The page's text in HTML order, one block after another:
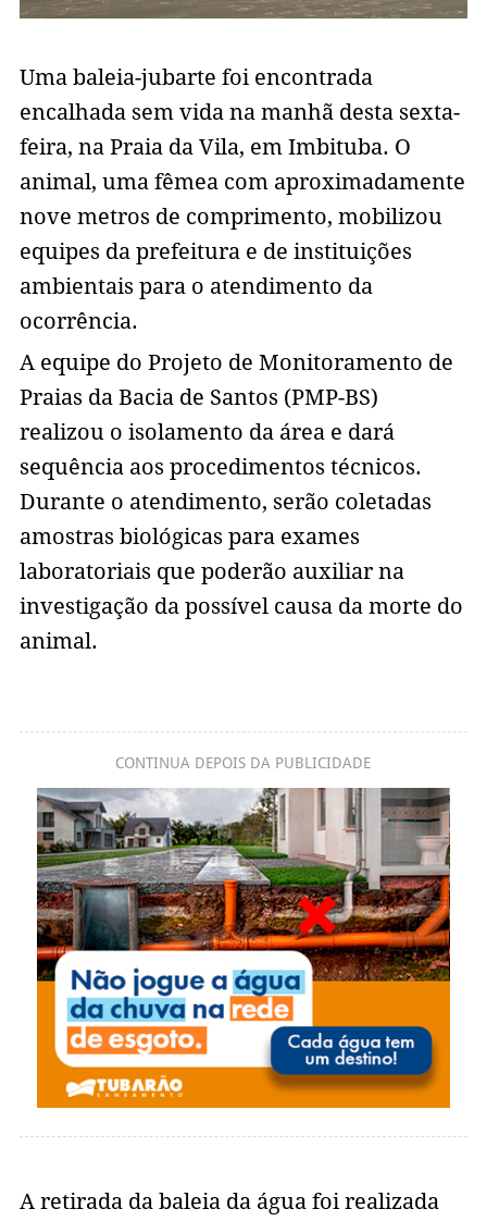
Uma baleia-jubarte foi encontrada
encalhada sem vida na manhã desta sexta-
feira, na Praia da Vila, em Imbituba. O
animal, uma fêmea com aproximadamente
nove metros de comprimento, mobilizou
equipes da prefeitura e de instituições
ambientais para o atendimento da
ocorrência.
A equipe do Projeto de Monitoramento de
Praias da Bacia de Santos (PMP-BS)
realizou o isolamento da área e dará
sequência aos procedimentos técnicos.
Durante o atendimento, serão coletadas
amostras biológicas para exames
laboratoriais que poderão auxiliar na
investigação da possível causa da morte do
animal.
CONTINUA DEPOIS DA PUBLICIDADE
A retirada da baleia da água foi realizada